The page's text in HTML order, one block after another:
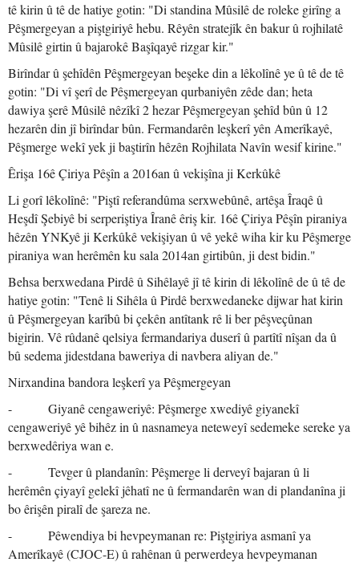
tê kirin û tê de hatiye gotin: "Di standina Mûsilê de roleke girîng a
Pêşmergeyan a piştgiriyê hebu. Rêyên stratejîk ên bakur û rojhilatê
Mûsilê girtin û bajarokê Başîqayê rizgar kir."
Birîndar û şehîdên Pêşmergeyan beşeke din a lêkolînê ye û tê de tê
gotin: "Di vî şerî de Pêşmergeyan qurbaniyên zêde dan; heta
dawiya şerê Mûsilê nêzîkî 2 hezar Pêşmergeyan şehîd bûn û 12
hezarên din jî birîndar bûn. Fermandarên leşkerî yên Amerîkayê,
Pêşmerge wekî yek ji baştirîn hêzên Rojhilata Navîn wesif kirine."
Êrişa 16ê Çiriya Pêşîn a 2016an û vekişîna ji Kerkûkê
Li gorî lêkolînê: "Piştî referandûma serxwebûnê, artêşa Îraqê û
Heşdî Şebiyê bi serperiştiya Îranê êriş kir. 16ê Çiriya Pêşîn piraniya
hêzên YNKyê ji Kerkûkê vekişiyan û vê yekê wiha kir ku Pêşmerge
piraniya wan herêmên ku sala 2014an girtibûn, ji dest bidin."
Behsa berxwedana Pirdê û Sihêlayê jî tê kirin di lêkolînê de û tê de
hatiye gotin: "Tenê li Sihêla û Pirdê berxwedaneke dijwar hat kirin
û Pêşmergeyan karîbû bi çekên antîtank rê li ber pêşveçûnan
bigirin. Vê rûdanê qelsiya fermandariya duserî û partîtî nîşan da û
bû sedema jidestdana baweriya di navbera aliyan de."
Nirxandina bandora leşkerî ya Pêşmergeyan
- Giyanê cengaweriyê: Pêşmerge xwediyê giyanekî
cengaweriyê yê bihêz in û nasnameya neteweyî sedemeke sereke ya
berxwedêriya wan e.
- Tevger û plandanîn: Pêşmerge li derveyî bajaran û li
herêmên çiyayî gelekî jêhatî ne û fermandarên wan di plandanîna ji
bo êrişên piralî de şareza ne.
- Pêwendiya bi hevpeymanan re: Piştgiriya asmanî ya
Amerîkayê (CJOC-E) û rahênan û perwerdeya hevpeymanan